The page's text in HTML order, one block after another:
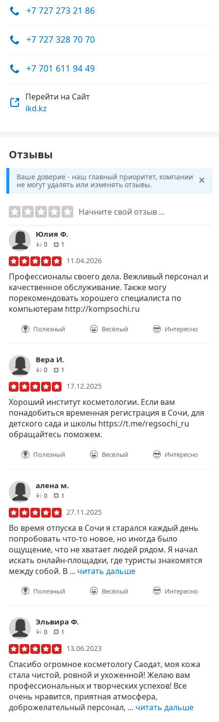
+7 727 273 21 86
+7 727 328 70 70
+7 701 611 94 49
Перейти на Сайт
ikd.kz
Отзывы
Ваше доверие - наш главный приоритет, компании
не могут удалять или изменять отзывы.
×
Начните свой отзыв ...
Юлия Ф.
0друзей1
11.04.2026
Профессионалы своего дела. Вежливый персонал и
качественное обслуживание. Также могу
порекомендовать хорошего специалиста по
компьютерам http://kompsochi.ru
Полезный Весёлый Интересно
Вера И.
0друзей1
17.12.2025
Хороший институт косметологии. Если вам
понадобиться временная регистрация в Сочи, для
детского сада и школы https://t.me/regsochi_ru
обращайтесь поможем.
Полезный Весёлый Интересно
алена м.
0друзей1
27.11.2025
Во время отпуска в Сочи я старался каждый день
попробовать что-то новое, но иногда было
ощущение, что не хватает людей рядом. Я начал
искать онлайн-площадки, где туристы знакомятся
между собой. В ... читать дальше
Полезный Весёлый Интересно
Эльвира Ф.
0друзей1
13.06.2023
Спасибо огромное косметологу Саодат, моя кожа
стала чистой, ровной и ухоженной! Желаю вам
профессиональных и творческих успехов! Все
очень нравится, приятная атмосфера,
доброжелательный персонал, ... читать дальше